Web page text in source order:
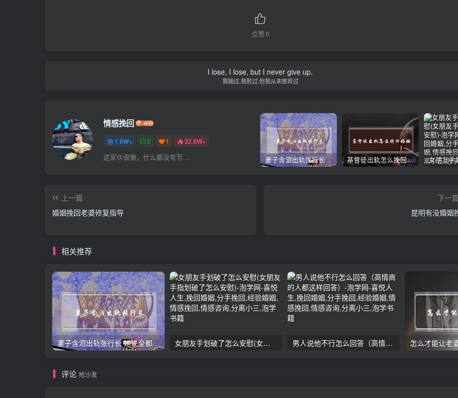
点赞0
I lose, I lose, but I never give up.
我输过,我败过,但我从未放弃过
情感挽回
1.6W+ 0 1 32.6W+
这家伙很懒，什么都没有写... 妻子含泪出轨张行长 她说全都是因为家中 基督徒出轨怎么挽回婚姻(基督徒面对出轨婚姻)
上一篇
婚姻挽回老婆修复指导
下一篇
昆明有没婚姻
相关推荐
妻子含泪出轨张行长 她说全都是因为家中 女朋友手划破了怎么安慰(女朋友手指划破了怎么安慰) 男人说他不行怎么回答（高情商的人都这样回答） 怎么才能让老
评论 抢沙发